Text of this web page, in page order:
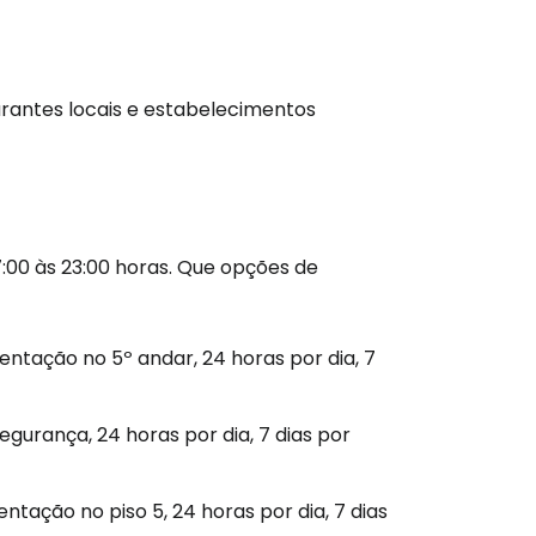
locais e estabelecimentos
às 23:00 horas. Que opções de
no 5º andar, 24 horas por dia, 7
24 horas por dia, 7 dias por
no piso 5, 24 horas por dia, 7 dias